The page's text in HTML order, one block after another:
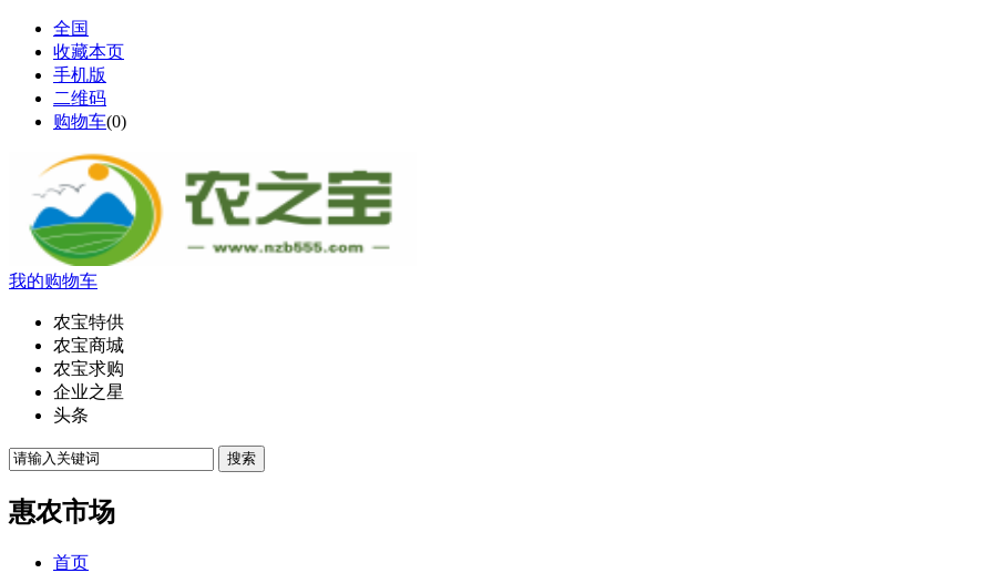
全国
收藏本页
手机版
二维码
购物车(0)
我的购物车
农宝特供
农宝商城
农宝求购
企业之星
头条
惠农市场
首页